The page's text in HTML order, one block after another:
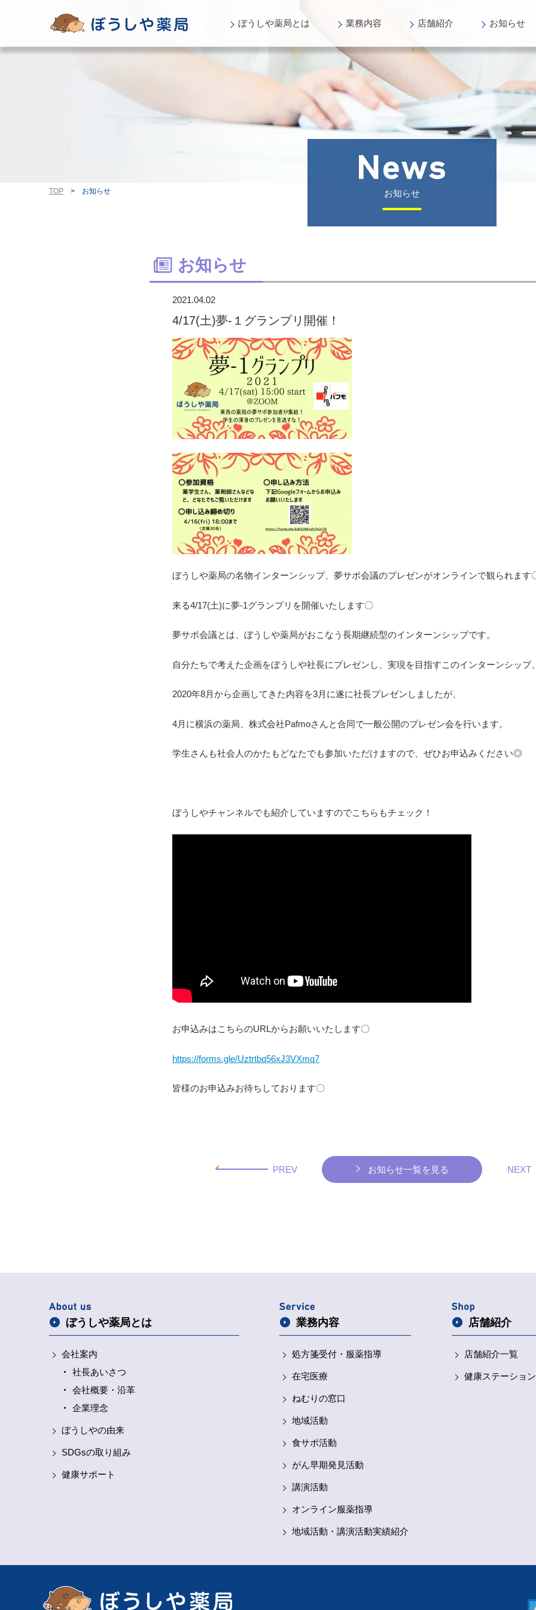
ぼうしや薬局とは 業務内容 店舗紹介 お知らせ
お知らせ
TOP > お知らせ
お知らせ
2021.04.02
4/17(土)夢-１グランプリ開催！
ぼうしや薬局の名物インターンシップ、夢サポ会議のプレゼンがオンラインで観られます
来る4/17(土)に夢-1グランプリを開催いたします〇
夢サポ会議とは、ぼうしや薬局がおこなう長期継続型のインターンシップです。
自分たちで考えた企画をぼうしや社長にプレゼンし、実現を目指すこのインターンシップ
2020年8月から企画してきた内容を3月に遂に社長プレゼンしましたが、
4月に横浜の薬局、株式会社Pafmoさんと合同で一般公開のプレゼン会を行います。
学生さんも社会人のかたもどなたでも参加いただけますので、ぜひお申込みください◎
ぼうしやチャンネルでも紹介していますのでこちらもチェック！
お申込みはこちらのURLからお願いいたします〇
https://forms.gle/Uztrtbq56xJ3VXmq7
皆様のお申込みお待ちしております〇
PREV お知らせ一覧を見る NEXT
ぼうしや薬局とは
会社案内
社長あいさつ
会社概要・沿革
企業理念
ぼうしやの由来
SDGsの取り組み
健康サポート
業務内容
処方箋受付・ 服薬指導
在宅医療
ねむりの窓口
地域活動
食サポ活動
がん早期発見活動
講演活動
オンライン服薬指導
地域活動・講演活動実績紹介
店舗紹介
店舗紹介一覧
健康ステーション